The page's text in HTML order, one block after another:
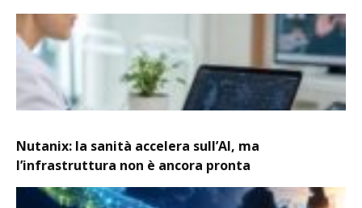
Nutanix: la sanità accelera sull’AI, ma
l’infrastruttura non è ancora pronta